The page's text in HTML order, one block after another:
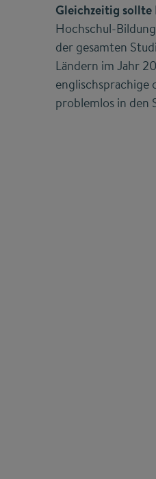
Gleichzeitig
Hochschul-
der gesamten
Ländern im Jahr
englischsprachige
problemlos in den